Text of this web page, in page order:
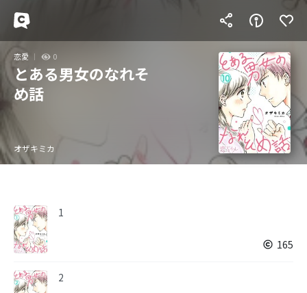
恋愛 0
とある男女のなれそ
め話
オザキミカ
1
165
2